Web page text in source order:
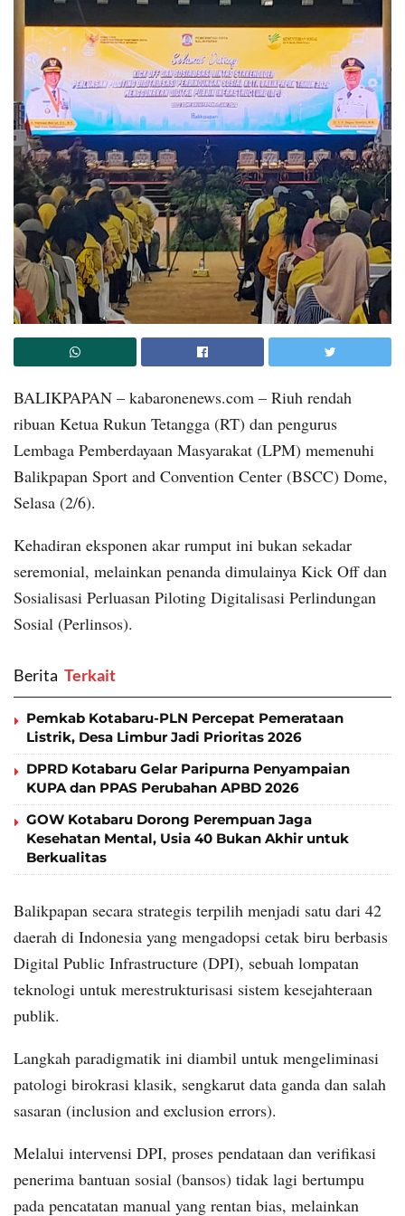
BALIKPAPAN – kabaronenews.com – Riuh rendah
ribuan Ketua Rukun Tetangga (RT) dan pengurus
Lembaga Pemberdayaan Masyarakat (LPM) memenuhi
Balikpapan Sport and Convention Center (BSCC) Dome,
Selasa (2/6).
Kehadiran eksponen akar rumput ini bukan sekadar
seremonial, melainkan penanda dimulainya Kick Off dan
Sosialisasi Perluasan Piloting Digitalisasi Perlindungan
Sosial (Perlinsos).
Berita ‎ Terkait
Pemkab Kotabaru-PLN Percepat Pemerataan
Listrik, Desa Limbur Jadi Prioritas 2026
DPRD Kotabaru Gelar Paripurna Penyampaian
KUPA dan PPAS Perubahan APBD 2026
GOW Kotabaru Dorong Perempuan Jaga
Kesehatan Mental, Usia 40 Bukan Akhir untuk
Berkualitas
Balikpapan secara strategis terpilih menjadi satu dari 42
daerah di Indonesia yang mengadopsi cetak biru berbasis
Digital Public Infrastructure (DPI), sebuah lompatan
teknologi untuk merestrukturisasi sistem kesejahteraan
publik.
Langkah paradigmatik ini diambil untuk mengeliminasi
patologi birokrasi klasik, sengkarut data ganda dan salah
sasaran (inclusion and exclusion errors).
Melalui intervensi DPI, proses pendataan dan verifikasi
penerima bantuan sosial (bansos) tidak lagi bertumpu
pada pencatatan manual yang rentan bias, melainkan